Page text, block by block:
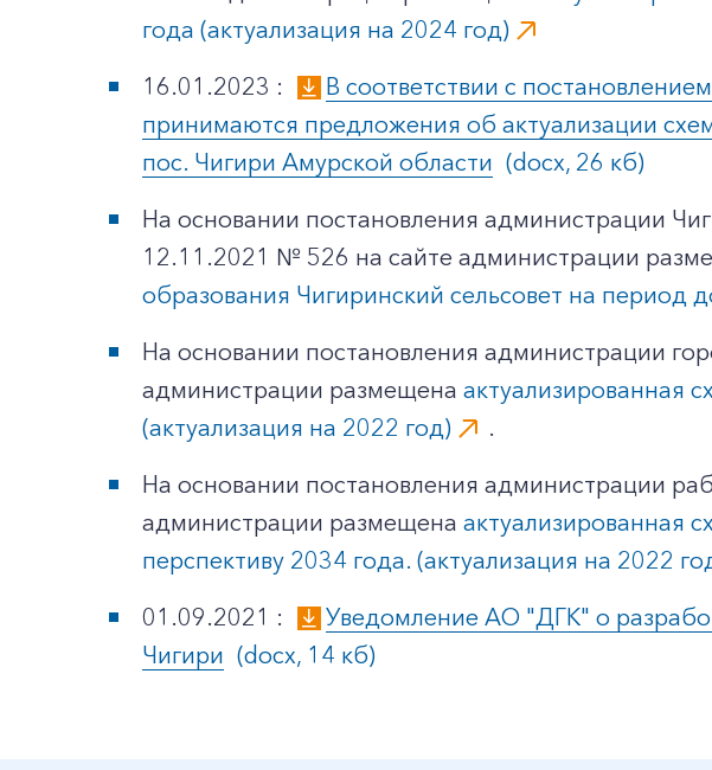
года (актуализация на 2024 год)
16.01.2023 :
В соответствии с
принимаются предложения об актуализации
пос. Чигири Амурской области (docx, 26 кб)
На основании постановления администрации
12.11.2021 № 526 на сайте администрации
образования Чигиринский сельсовет на период
На основании постановления администрации
администрации размещена актуализированная
(актуализация на 2022 год)
.
На основании постановления администрации
администрации размещена актуализированная
перспективу 2034 года. (актуализация на 2022
01.09.2021 :
Уведомление АО "ДГК" о
Чигири (docx, 14 кб)